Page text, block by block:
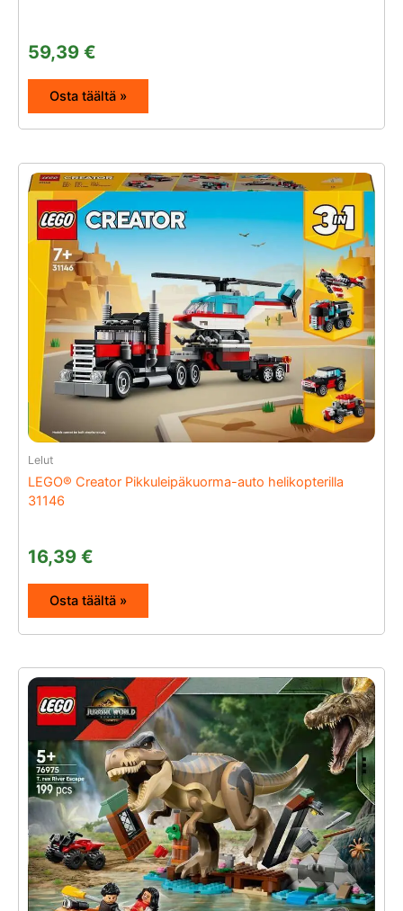
59,39 €
Osta täältä »
Lelut
LEGO® Creator Pikkuleipäkuorma-auto helikopterilla
31146
16,39 €
Osta täältä »